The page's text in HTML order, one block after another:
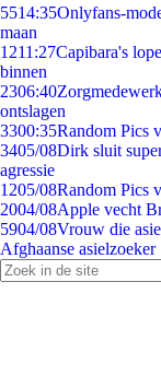
5514:35Onlyfans-
maan
1211:27Capibara's
binnen
2306:40
ontslagen
3300:35Random Pics
3405/08Dirk sluit
agressie
1205/08Random Pics
2004/08Apple vecht
5904/08Vrouw die
Afghaanse asielzoeker